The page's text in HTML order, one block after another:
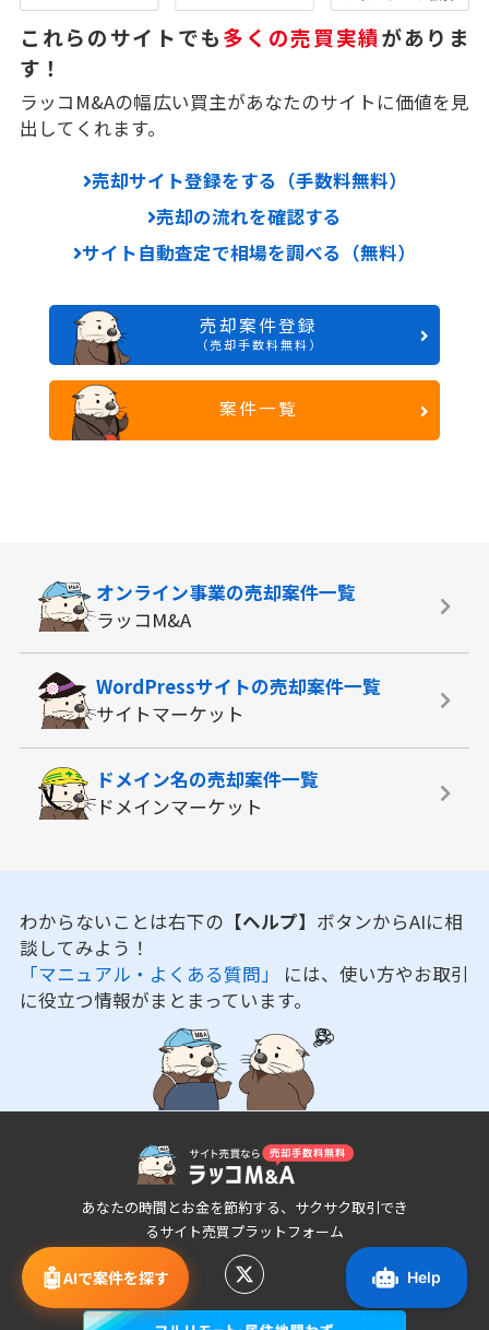
これらのサイトでも多くの売買実績がありま
す！
ラッコM&Aの幅広い買主があなたのサイトに価値を見
出してくれます。
売却サイト登録をする（手数料無料）
売却の流れを確認する
サイト自動査定で相場を調べる（無料）
売却案件登録
（売却手数料無料）
案件一覧
🤖AIで案件を探す
オンライン事業の売却案件一覧
ラッコM&A
WordPressサイトの売却案件一覧
サイトマーケット
ドメイン名の売却案件一覧
ドメインマーケット
わからないことは右下の 【ヘルプ】 ボタンからAIに相
談してみよう！
「マニュアル・よくある質問」 には、使い方やお取引
に役立つ情報がまとまっています。
あなたの時間とお金を節約する、サクサク取引でき
るサイト売買プラットフォーム